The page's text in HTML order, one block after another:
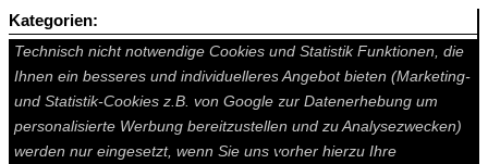
Auf dieser Seite werden technisch notwendige Cookies gesetzt.
Technisch nicht notwendige Cookies und Statistik Funktionen, die
Ihnen ein besseres und individuelleres Angebot bieten (Marketing-
und Statistik-Cookies z.B. von Google zur Datenerhebung um
personalisierte Werbung bereitzustellen und zu Analysezwecken)
werden nur eingesetzt, wenn Sie uns vorher hierzu Ihre
Kategorien: